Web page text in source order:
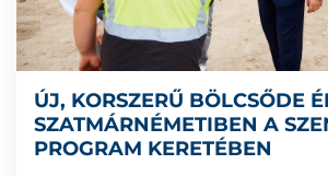
ÚJ, KORSZERŰ BÖLCSŐDE
SZATMÁRNÉMETIBEN A
PROGRAM KERETÉBEN